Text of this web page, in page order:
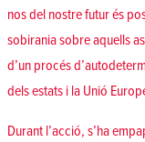
nos del nostre futur és
sobirania sobre aquells
d’un procés
dels estats i la Unió
Durant l’acció, s’ha